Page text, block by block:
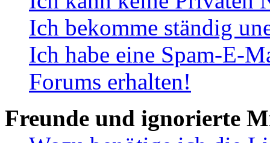
Ich bekomme ständig
Ich habe eine Spam-E-
Forums erhalten!
Freunde und ignorierte